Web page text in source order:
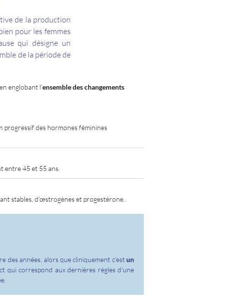
de la production
pour les femmes
qui désigne un
de la période de
englobant l’ensemble des changements
progressif des hormones féminines
entre 45 et 55 ans.
stables, d’œstrogènes et progestérone.
des années, alors que cliniquement c'estun
qui correspond aux dernières règles d'une